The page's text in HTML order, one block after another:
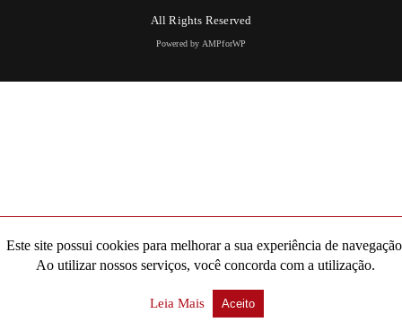
All Rights Reserved
Powered by AMPforWP
Este site possui cookies para melhorar a sua experiência de
Ao utilizar nossos serviços, você concorda com a utilização.
Leia Mais Aceito